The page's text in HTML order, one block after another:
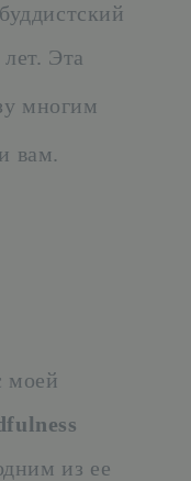
Эта
многим
вам.
моей
из ее